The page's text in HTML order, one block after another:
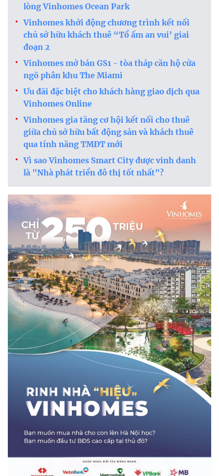
lòng Vinhomes Ocean Park
Vinhomes khởi động chương trình kết nối
chủ sở hữu khách thuê “Tổ ấm an vui’ giai
đoạn 2
Vinhomes mở bán GS1 - tòa tháp căn hộ cửa
ngõ phân khu The Miami
Ưu đãi đặc biệt cho khách hàng giao dịch qua
Vinhomes Online
Vinhomes gia tăng cơ hội kết nối cho thuê
giữa chủ sở hữu bất động sản và khách thuê
qua tính năng TMĐT mới
Vì sao Vinhomes Smart City được vinh danh
là "Nhà phát triển đô thị tốt nhất"?